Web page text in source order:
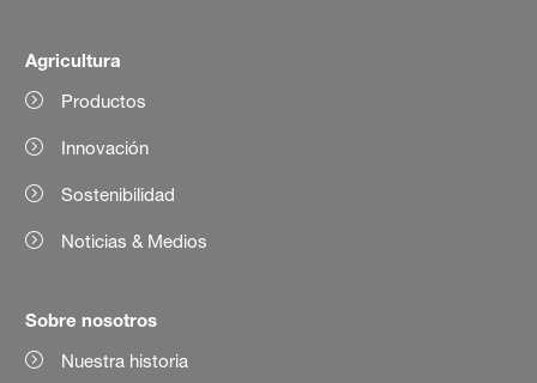
Agricultura
Productos
Innovación
Sostenibilidad
Noticias & Medios
Sobre nosotros
Nuestra historia